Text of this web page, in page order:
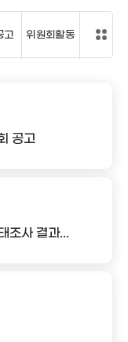
공고
조사 결과...
고 위원회활동